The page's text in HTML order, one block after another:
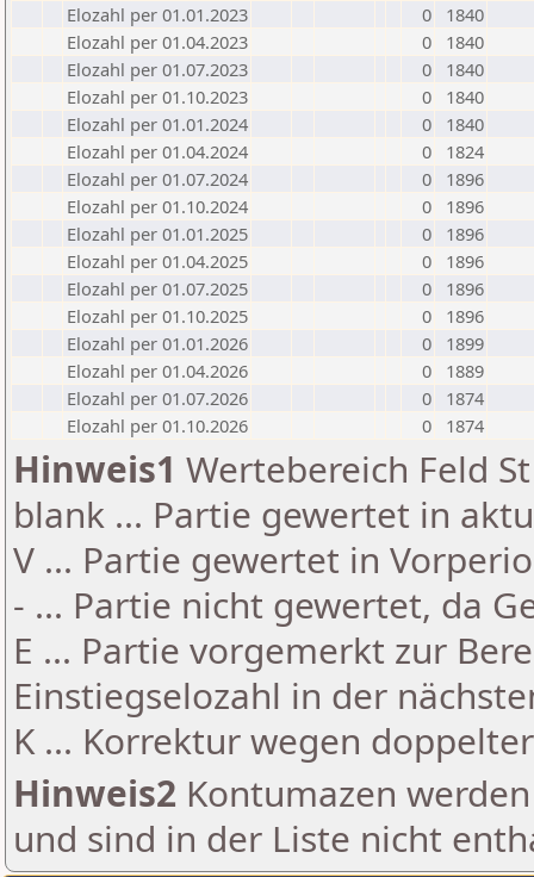
Elozahl per 01.01.2023
0
1840
Elozahl per 01.04.2023
0
1840
Elozahl per 01.07.2023
0
1840
Elozahl per 01.10.2023
0
1840
Elozahl per 01.01.2024
0
1840
Elozahl per 01.04.2024
0
1824
Elozahl per 01.07.2024
0
1896
Elozahl per 01.10.2024
0
1896
Elozahl per 01.01.2025
0
1896
Elozahl per 01.04.2025
0
1896
Elozahl per 01.07.2025
0
1896
Elozahl per 01.10.2025
0
1896
Elozahl per 01.01.2026
0
1899
Elozahl per 01.04.2026
0
1889
Elozahl per 01.07.2026
0
1874
Elozahl per 01.10.2026
0 1874
Hinweis1 Wertebereich Feld
blank ... Partie gewertet in
V ... Partie gewertet in
- ... Partie nicht gewertet, da
E ... Partie vorgemerkt zur
Einstiegselozahl in der
K ... Korrektur wegen
Hinweis2 Kontumazen
und sind in der Liste nicht